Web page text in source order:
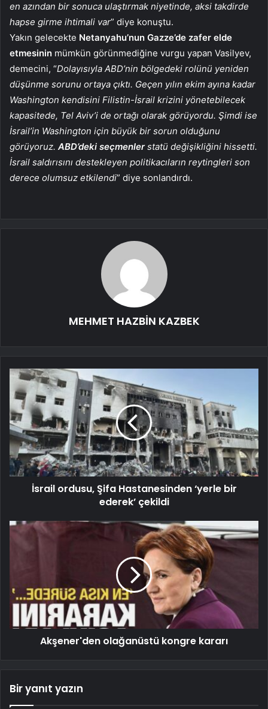
en azından bir sonuca ulaştırmak niyetinde, aksi takdirde
hapse girme ihtimali var” diye konuştu.
Yakın gelecekte Netanyahu’nun Gazze’de zafer elde
etmesinin mümkün görünmediğine vurgu yapan Vasilyev,
demecini, “Dolayısıyla ABD’nin bölgedeki rolünü yeniden
düşünme sorunu ortaya çıktı. Geçen yılın ekim ayına kadar
Washington kendisini Filistin-İsrail krizini yönetebilecek
kapasitede, Tel Aviv’i de ortağı olarak görüyordu. Şimdi ise
İsrail’in Washington için büyük bir sorun olduğunu
görüyoruz. ABD’deki seçmenlerstatü değişikliğini hissetti.
İsrail saldırısını destekleyen politikacıların reytingleri son
derece olumsuz etkilendi” diye sonlandırdı.
MEHMET HAZBİN KAZBEK
İsrail ordusu, Şifa Hastanesinden ‘yerle bir
ederek’ çekildi
Akşener'den olağanüstü kongre kararı
Bir yanıt yazın